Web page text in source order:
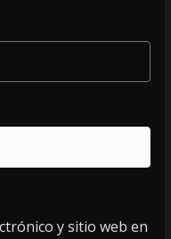
y sitio web en